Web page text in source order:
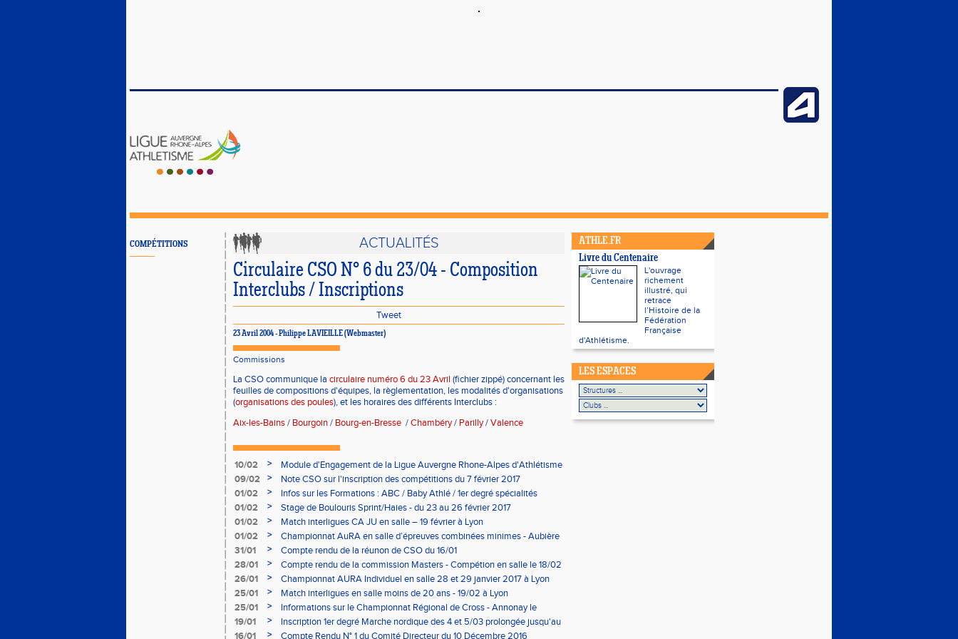
COMPÉTITIONS ACTUALITÉS
Circulaire CSO N° 6 du 23/04 - Composition
Interclubs / Inscriptions
Tweet
23 Avril 2004 - Philippe LAVIEILLE (Webmaster)
Commissions
La CSO communique la circulaire numéro 6 du 23 Avril (fichier zippé) concernant les
feuilles de compositions d'équipes, la règlementation, les modalités d'organisations
(organisations des poules), et les horaires des différents Interclubs :
Aix-les-Bains/ Bourgoin/ Bourg-en-Bresse /Chambéry/ Parilly/Valence
10/02 >
Module d'Engagement de la Ligue Auvergne Rhone-Alpes d'Athlétisme
09/02
>
Note CSO sur l'inscription des compétitions du 7 février 2017
01/02
>
Infos sur les Formations : ABC / Baby Athlé / 1er degré spécialités
01/02
>
Stage de Boulouris Sprint/Haies - du 23 au 26 février 2017
01/02
>
Match interligues CA JU en salle – 19 février à Lyon
01/02
>
Championnat AuRA en salle d’épreuves combinées minimes - Aubière
- le 12 février
31/01 >
Compte rendu de la réunon de CSO du 16/01
28/01
>
Compte rendu de la commission Masters - Compétion en salle le 18/02
à Bourgoin
26/01 >
Championnat AURA Individuel en salle 28 et 29 janvier 2017 à Lyon
25/01
>
Match interligues en salle moins de 20 ans - 19/02 à Lyon
25/01
>
Informations sur le Championnat Régional de Cross - Annonay le
05/02
19/01 >
Inscription 1er degré Marche nordique des 4 et 5/03 prolongée jusqu'au
03/02 (sous condition)
16/01 > Compte Rendu N° 1 du Comité Directeur du 10 Décembre 2016
ATHLE.FR
Livre du Centenaire
L'ouvrage
richement
illustré, qui
retrace
l’Histoire de la
Fédération
Française
d'Athlétisme.
LES ESPACES